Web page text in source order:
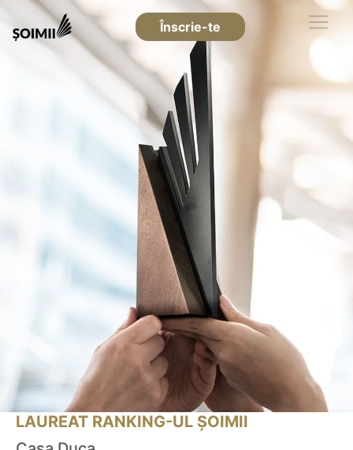
Înscrie-te
LAUREAT RANKING-UL ȘOIMII